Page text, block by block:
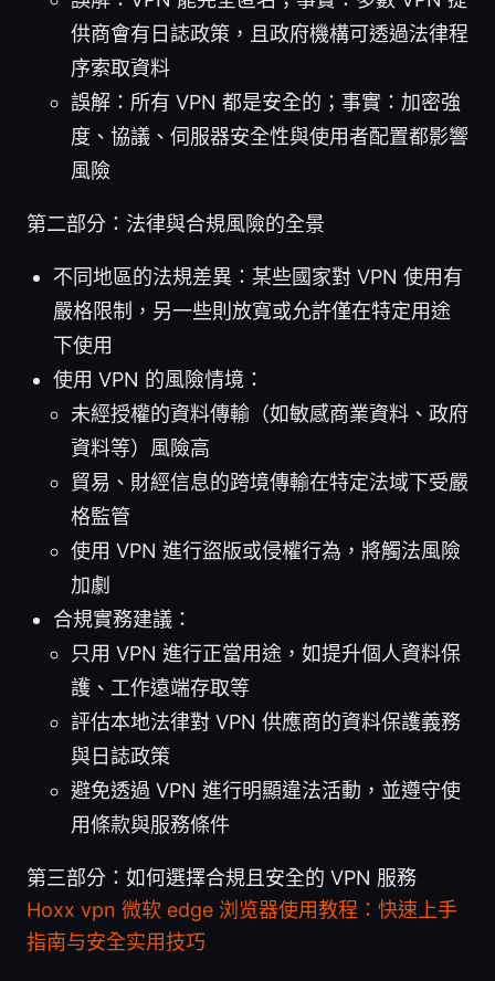
供商會有日誌政策，且政府機構可透過法律程
序索取資料
誤解：所有 VPN 都是安全的；事實：加密強
度、協議、伺服器安全性與使用者配置都影響
風險
第二部分：法律與合規風險的全景
不同地區的法規差異：某些國家對 VPN 使用有
嚴格限制，另一些則放寬或允許僅在特定用途
下使用
使用 VPN 的風險情境：
未經授權的資料傳輸（如敏感商業資料、政府
資料等）風險高
貿易、財經信息的跨境傳輸在特定法域下受嚴
格監管
使用 VPN 進行盜版或侵權行為，將觸法風險
加劇
合規實務建議：
只用 VPN 進行正當用途，如提升個人資料保
護、工作遠端存取等
評估本地法律對 VPN 供應商的資料保護義務
與日誌政策
避免透過 VPN 進行明顯違法活動，並遵守使
用條款與服務條件
第三部分：如何選擇合規且安全的 VPN 服務
Hoxx vpn 微软 edge 浏览器使用教程：快速上手
指南与安全实用技巧